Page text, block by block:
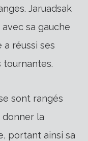
Jaruadsak
sa gauche
a réussi ses
sont rangés
donner la
portant ainsi sa